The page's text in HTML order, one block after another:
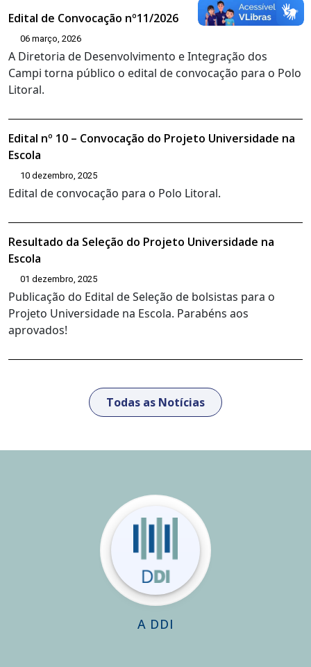
Edital de Convocação nº11/2026
06 março, 2026
A Diretoria de Desenvolvimento e Integração dos
Campi torna público o edital de convocação para o Polo
Litoral.
Edital nº 10 – Convocação do Projeto Universidade na
Escola
10 dezembro, 2025
Edital de convocação para o Polo Litoral.
Resultado da Seleção do Projeto Universidade na
Escola
01 dezembro, 2025
Publicação do Edital de Seleção de bolsistas para o
Projeto Universidade na Escola. Parabéns aos
aprovados!
Todas as Notícias
A DDI